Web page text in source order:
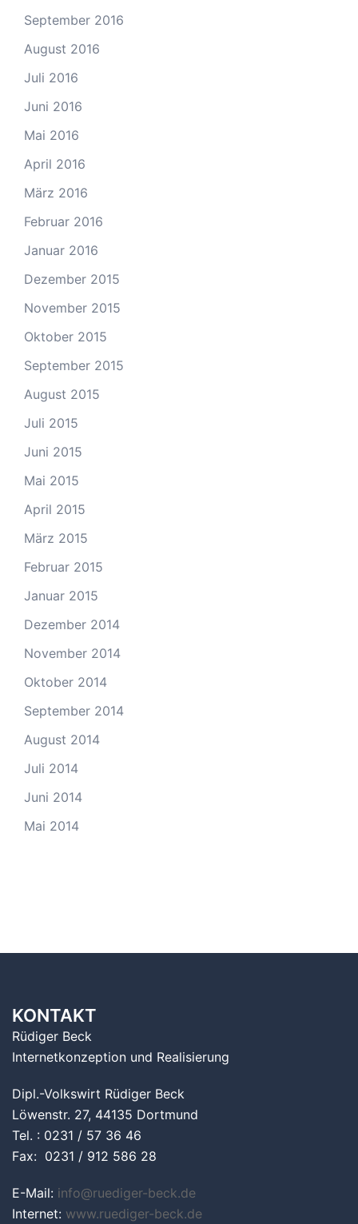
September 2016
August 2016
Juli 2016
Juni 2016
Mai 2016
April 2016
März 2016
Februar 2016
Januar 2016
Dezember 2015
November 2015
Oktober 2015
September 2015
August 2015
Juli 2015
Juni 2015
Mai 2015
April 2015
März 2015
Februar 2015
Januar 2015
Dezember 2014
November 2014
Oktober 2014
September 2014
August 2014
Juli 2014
Juni 2014
Mai 2014
KONTAKT
Rüdiger Beck
Internetkonzeption und Realisierung
Dipl.-Volkswirt Rüdiger Beck
Löwenstr. 27, 44135 Dortmund
Tel. : 0231 / 57 36 46
Fax: 0231 / 912 586 28
E-Mail: info@ruediger-beck.de
Internet: www.ruediger-beck.de